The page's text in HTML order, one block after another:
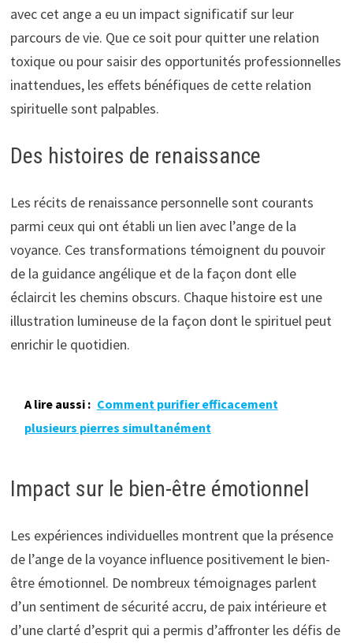
avec cet ange a eu un impact significatif sur leur
parcours de vie. Que ce soit pour quitter une relation
toxique ou pour saisir des opportunités professionnelles
inattendues, les effets bénéfiques de cette relation
spirituelle sont palpables.
Des histoires de renaissance
Les récits de renaissance personnelle sont courants
parmi ceux qui ont établi un lien avec l’ange de la
voyance. Ces transformations témoignent du pouvoir
de la guidance angélique et de la façon dont elle
éclaircit les chemins obscurs. Chaque histoire est une
illustration lumineuse de la façon dont le spirituel peut
enrichir le quotidien.
A lire aussi : Comment purifier efficacement
plusieurs pierres simultanément
Impact sur le bien-être émotionnel
Les expériences individuelles montrent que la présence
de l’ange de la voyance influence positivement le bien-
être émotionnel. De nombreux témoignages parlent
d’un sentiment de sécurité accru, de paix intérieure et
d’une clarté d’esprit qui a permis d’affronter les défis de